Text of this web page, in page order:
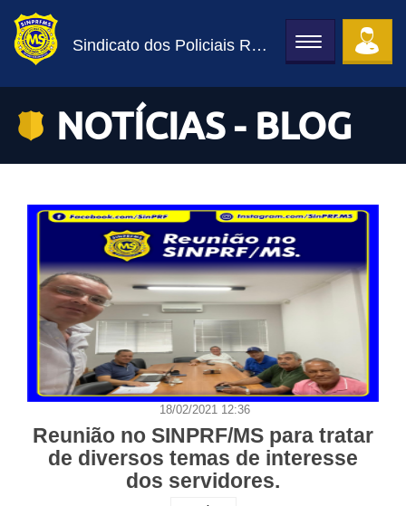
Sindicato dos Policiais Rodoviários Federais de MS
Toggle
navigation
NOTÍCIAS - BLOG
18/02/2021 12:36
Reunião no SINPRF/MS para tratar
de diversos temas de interesse
dos servidores.